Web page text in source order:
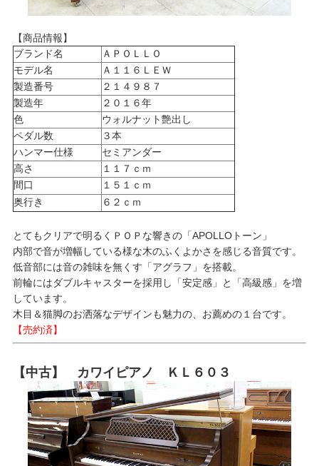
【商品情報】
ブランド名
ＡＰＯＬＬＯ
モデル名
Ａ１１６ＬＥＷ
製造番号
２１４９８７
製造年
２０１６年
色
ウォルナット艶出し
ペダル数
３本
ハンマー仕様
セミアンダー
高さ
１１７ｃｍ
間口
１５１ｃｍ
奥行き
６２ｃｍ
とてもクリアで明るくＰＯＰな響きの「APOLLOトーン」
内部で音が増幅している様な木のふくよかさを感じる音質です。
低音部には音の雑味を無くす「アグラフ」を搭載。
前輪にはダブルキャスターを採用し「安定感」と「高級感」を増
しています。
木目＆猫脚のお洒落なデザインも魅力の、お薦めの１台です。
【売約済】
【中古】 カワイピアノ ＫＬ６０３